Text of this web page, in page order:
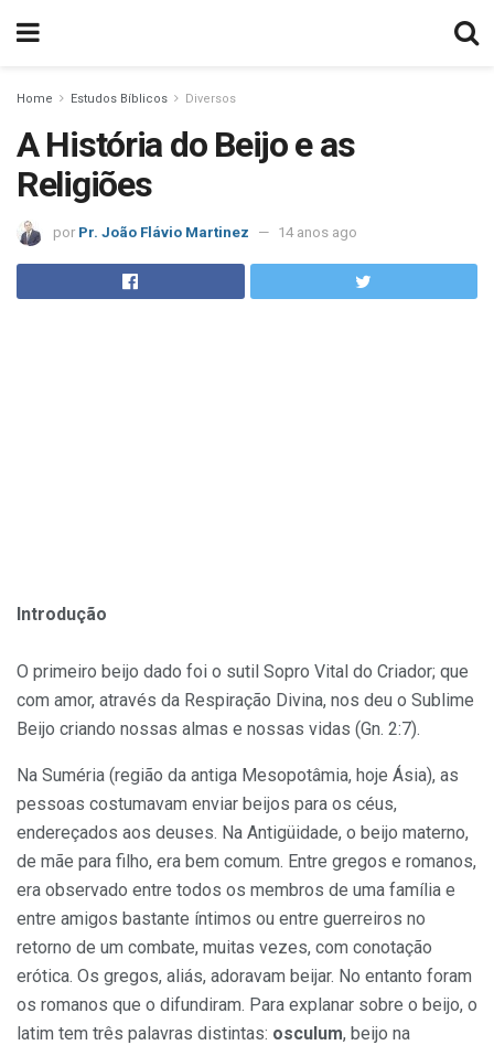
Home Estudos Bíblicos Diversos
A História do Beijo e as
Religiões
por Pr. João Flávio Martinez 14 anos ago
Introdução
O primeiro beijo dado foi o sutil Sopro Vital do Criador; que
com amor, através da Respiração Divina, nos deu o Sublime
Beijo criando nossas almas e nossas vidas (Gn. 2:7).
Na Suméria (região da antiga Mesopotâmia, hoje Ásia), as
pessoas costumavam enviar beijos para os céus,
endereçados aos deuses. Na Antigüidade, o beijo materno,
de mãe para filho, era bem comum. Entre gregos e romanos,
era observado entre todos os membros de uma família e
entre amigos bastante íntimos ou entre guerreiros no
retorno de um combate, muitas vezes, com conotação
erótica. Os gregos, aliás, adoravam beijar. No entanto foram
os romanos que o difundiram. Para explanar sobre o beijo, o
latim tem três palavras distintas: osculum, beijo na